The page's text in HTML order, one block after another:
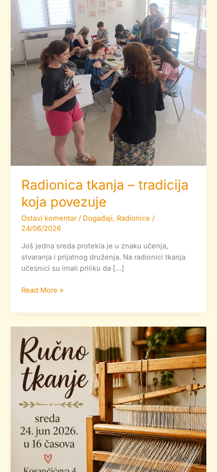
Radionica tkanja – tradicija
koja povezuje
Ostavi komentar / Događaji, Radionice /
24/06/2026
Još jedna sreda protekla je u znaku učenja,
stvaranja i prijatnog druženja. Na radionici tkanja
učesnici su imali priliku da […]
Read More »
ručnog
tkanja
u
sredu